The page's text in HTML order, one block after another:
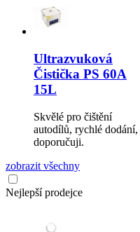
Ultrazvuková
Čistička PS 60A
15L
Skvělé pro čištění
autodílů, rychlé dodání,
doporučuji.
zobrazit všechny
Nejlepší prodejce